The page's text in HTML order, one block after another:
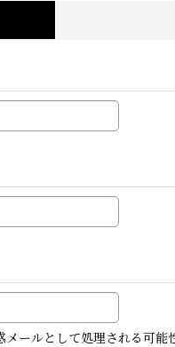
ールとして処理される可